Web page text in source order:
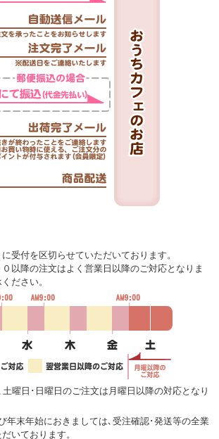
受付を区切らせていただいております。
以降の注文はよく営業日以降のご対応となりま
ださい。
曜日･日曜日のご注文は月曜日以降の対応となり
年末年始におきましては､受注確認･発送等の全業
いております。